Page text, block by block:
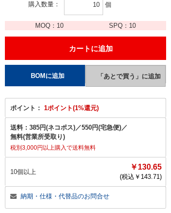
購入数量 個
MOQ： 10 SPQ： 10
ポイント： 1ポイント(1%還元)
送料： 385円(ネコポス)／550円(宅急便)／
無料(営業所受取り)
税別3,000円以上購入で送料無料
10個以上
￥130.65
(税込￥ 143.71)
納期・仕様・代替品のお問合せ